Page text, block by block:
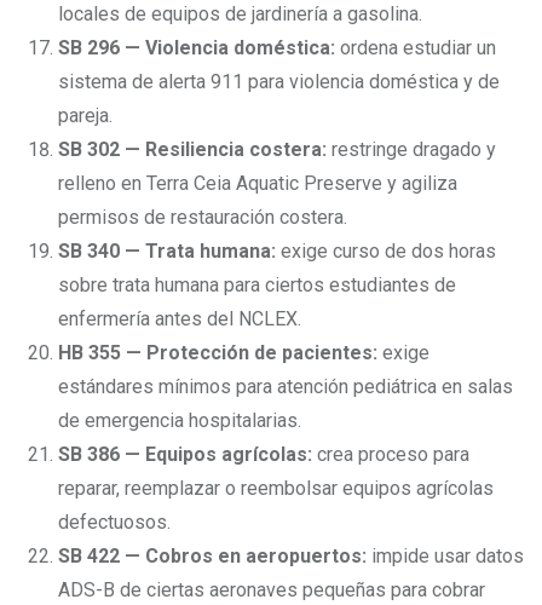
locales de equipos de jardinería a gasolina.
SB 296 — Violencia doméstica: ordena estudiar un
sistema de alerta 911 para violencia doméstica y de
pareja.
SB 302 — Resiliencia costera: restringe dragado y
relleno en Terra Ceia Aquatic Preserve y agiliza
permisos de restauración costera.
SB 340 — Trata humana: exige curso de dos horas
sobre trata humana para ciertos estudiantes de
enfermería antes del NCLEX.
HB 355 — Protección de pacientes: exige
estándares mínimos para atención pediátrica en salas
de emergencia hospitalarias.
SB 386 — Equipos agrícolas: crea proceso para
reparar, reemplazar o reembolsar equipos agrícolas
defectuosos.
SB 422 — Cobros en aeropuertos: impide usar datos
ADS-B de ciertas aeronaves pequeñas para cobrar